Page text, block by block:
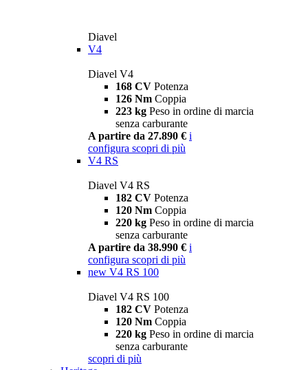
Diavel
V4
Diavel V4
168 CV Potenza
126 Nm Coppia
223 kg Peso in ordine di marcia
senza carburante
A partire da 27.890 € i
configura scopri di più
V4 RS
Diavel V4 RS
182 CV Potenza
120 Nm Coppia
220 kg Peso in ordine di marcia
senza carburante
A partire da 38.990 € i
configura scopri di più
new V4 RS 100
Diavel V4 RS 100
182 CV Potenza
120 Nm Coppia
220 kg Peso in ordine di marcia
senza carburante
scopri di più